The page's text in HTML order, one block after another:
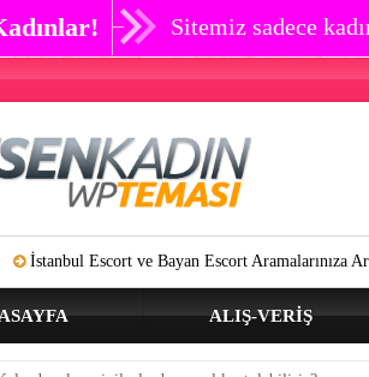
Sitemiz sadece
ve Bayan Escort Aramalarınıza Artık SON
ALIŞ-VERIŞ